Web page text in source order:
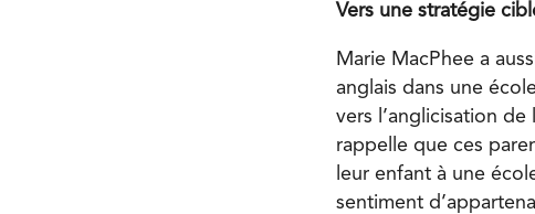
Vers une stratégie
Marie MacPhee a
anglais dans une
vers l’anglicisation
rappelle que ces
leur enfant à une
sentiment